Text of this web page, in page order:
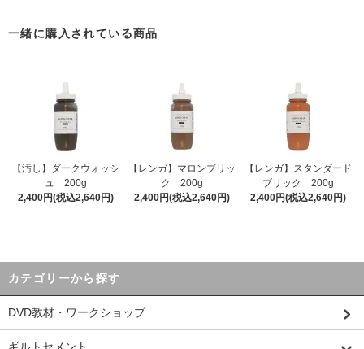
一緒に購入されている商品
【汚し】ダークウォッシ
ュ 200g
2,400円(税込2,640円)
【レンガ】マロンブリッ
ク 200g
2,400円(税込2,640円)
【レンガ】スタンダード
ブリック 200g
2,400円(税込2,640円)
カテゴリーから探す
DVD教材・ワークショップ